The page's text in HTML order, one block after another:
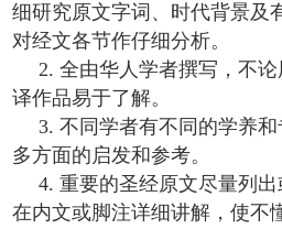
细研究原文字词、时代背景及
对经文各节作仔细分析。
2. 全由华人学者撰写，不
译作品易于了解。
3. 不同学者有不同的学养
多方面的启发和参考。
4. 重要的圣经原文尽量列
在内文或脚注详细讲解，使不